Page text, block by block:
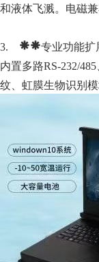
和液体飞溅。电磁
3. **专业功能
内置多路RS-232/
纹、虹膜生物识别